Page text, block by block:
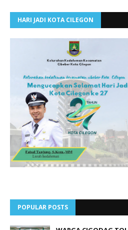
HARI JADI KOTA CILEGON
POPULAR POSTS